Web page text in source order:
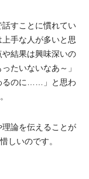
すことに慣れてい
手な人が多いと思
結果は興味深いの
たいないなあ～」
るのに……」と思わ
論を伝えることが
しいのです。